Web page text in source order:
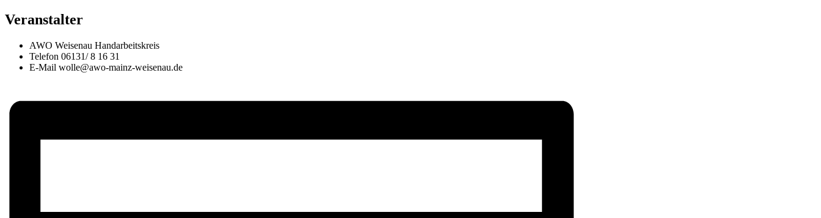
Veranstalter
AWO Weisenau Handarbeitskreis
Telefon 06131/ 8 16 31
E-Mail wolle@awo-mainz-weisenau.de